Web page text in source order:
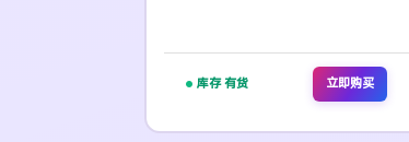
库存 有货 立即购买